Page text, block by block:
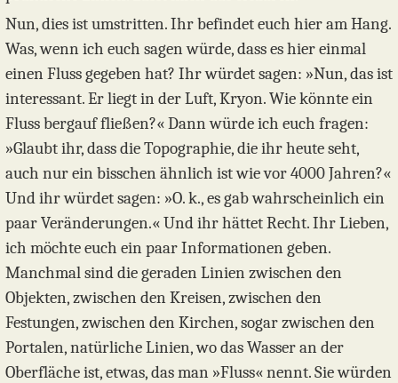
​Nun, dies ist umstritten. Ihr befindet euch hier am Hang.
Was, wenn ich euch sagen würde, dass es hier einmal
einen Fluss gegeben hat? Ihr würdet sagen: »Nun, das ist
interessant. Er liegt in der Luft, Kryon. Wie könnte ein
Fluss bergauf fließen?« Dann würde ich euch fragen:
»Glaubt ihr, dass die Topographie, die ihr heute seht,
auch nur ein bisschen ähnlich ist wie vor 4000 Jahren?«
Und ihr würdet sagen: »O. k., es gab wahrscheinlich ein
paar Veränderungen.« Und ihr hättet Recht. Ihr Lieben,
ich möchte euch ein paar Informationen geben.
Manchmal sind die geraden Linien zwischen den
Objekten, zwischen den Kreisen, zwischen den
Festungen, zwischen den Kirchen, sogar zwischen den
Portalen, natürliche Linien, wo das Wasser an der
Oberfläche ist, etwas, das man »Fluss« nennt. Sie würden